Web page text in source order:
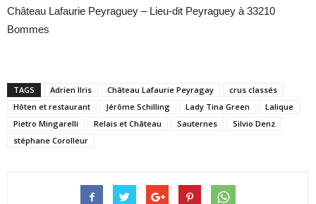
Château Lafaurie Peyraguey – Lieu-dit Peyraguey à 33210
Bommes
TAGS Adrien Ilris Château Lafaurie Peyragay
crus classés
Hôten et restaurant
Jérôme Schilling Lady Tina Green
Lalique
Pietro Mingarelli
Relais et Château Sauternes
Silvio Denz
stéphane Corolleur